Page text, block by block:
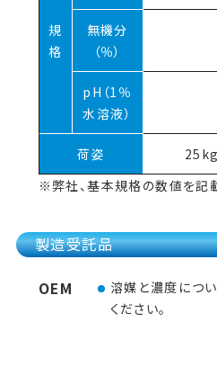
規
格
無機分
（％）
pH（1％
水溶液）
荷姿
※弊社、基本規格の数値を記
製造受託品
OEM
溶媒と濃度につ
ください。